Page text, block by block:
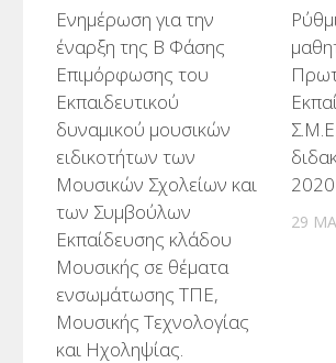
Ενημέρωση για την
έναρξη της Β Φάσης
Επιμόρφωσης του
Εκπαιδευτικού
δυναμικού μουσικών
ειδικοτήτων των
Μουσικών Σχολείων και
των Συμβούλων
Εκπαίδευσης κλάδου
Μουσικής σε θέματα
ενσωμάτωσης ΤΠΕ,
Μουσικής Τεχνολογίας
και Ηχοληψίας.
2020
29